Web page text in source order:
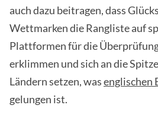
auch dazu beitragen, dass
Wettmarken die Rangliste auf
Plattformen für die
erklimmen und sich an die
Ländern setzen, wasenglischen
gelungen ist.